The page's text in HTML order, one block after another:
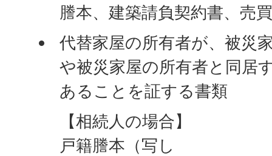
謄本、建築請負契約書、売
代替家屋の所有者が、被災
や被災家屋の所有者と同居
あることを証する書類
【相続人の場合】
戸籍謄本（写し